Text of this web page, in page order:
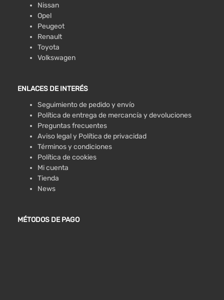
Nissan
Opel
Peugeot
Renault
Toyota
Volkswagen
ENLACES DE INTERÉS
Seguimiento de pedido y envío
Política de entrega de mercancía y devoluciones
Preguntas frecuentes
Aviso legal y Política de privacidad
Términos y condiciones
Política de cookies
Mi cuenta
Tienda
News
MÉTODOS DE PAGO